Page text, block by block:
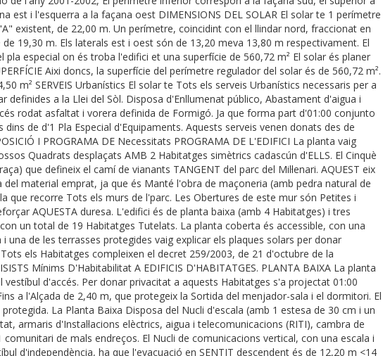
est i l'esquerra a la façana oest DIMENSIONS DEL SOLAR El solar te 1 perímetre
existent, de 22,00 m. Un perímetre, coincidint con el llindar nord, fraccionat en
19,30 m. Els laterals est i oest són de 13,20 meva 13,80 m respectivament. El
especial on és troba l'edifici et una superfície de 560,72 m² El solar és planer
Aixi doncs, la superfície del perímetre regulador del solar és de 560,72 m².
m² SERVEIS Urbanístics El solar te Tots els serveis Urbanístics necessaris per a
definides a la Llei del Sòl. Disposa d'Enllumenat público, Abastament d'aigua i
rodat asfaltat i vorera definida de Formigó. Ja que forma part d'01:00 conjunto
de d'1 Pla Especial d'Equipaments. Aquests serveis venen donats des de
I PROGRAMA DE Necessitats PROGRAMA DE L'EDIFICI La planta vaig
Quadrats desplaçats AMB 2 Habitatges simètrics cadascún d'ELLS. El Cinquè
que defineix el camí de vianants TANGENT del parc del Mil·lenari. AQUEST eix
material emprat, ja que és Manté l'obra de maçoneria (amb pedra natural de
que recorre Tots els murs de l'parc. Les Obertures de este mur són Petites i
AQUESTA duresa. L'edifici és de planta baixa (amb 4 Habitatges) i tres
un total de 19 Habitatges Tutelats. La planta coberta és accessible, con una
una de les terrasses protegides vaig explicar els plaques solars per donar
els Habitatges compleixen el decret 259/2003, de 21 d'octubre de la
Mínims D'Habitabilitat A EDIFICIS D'HABITATGES. PLANTA BAIXA La planta
d'accés. Per donar privacitat a aquests Habitatges s'a projectat 01:00
a l'Alçada de 2,40 m, que protegeix la Sortida del menjador-sala i el dormitori. El
La Planta Baixa Disposa del Nucli d'escala (amb 1 estesa de 30 cm i un
armaris d'Instal·lacions elèctrics, aigua i telecomunicacions (RITI), cambra de
de mals endreços. El Nucli de comunicacions vertical, con una escala i
d'independència, ha que l'evacuació en SENTIT descendent és de 12,20 m <14